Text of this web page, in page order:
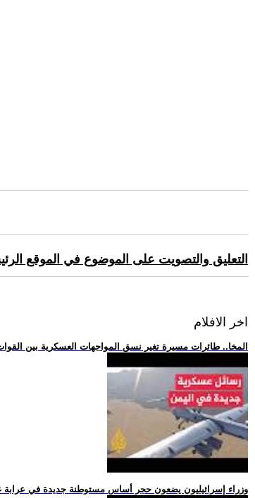
التعليق والتصويت على الموضوع في الموقع
اخر الافلام
.. المخا.. طائرات مسيرة تغير نسق المواجهات العسكرية بين
.. وزراء إسرائيليون يضعون حجر أساس مستوطنة جديدة في